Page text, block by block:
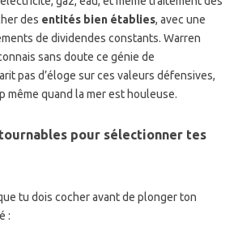
des entités bien établies, avec une
de dividendes constants. Warren
sans doute ce génie de
pas d’éloge sur ces valeurs défensives,
même quand la mer est houleuse.
pour sélectionner tes
tu dois cocher avant de plonger ton
: